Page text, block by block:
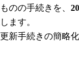
のの手続きを、
ます。
新手続きの簡略